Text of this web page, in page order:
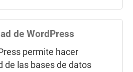
de WordPress
permite hacer
de las bases de datos
de las instantáneas
para hacer copia